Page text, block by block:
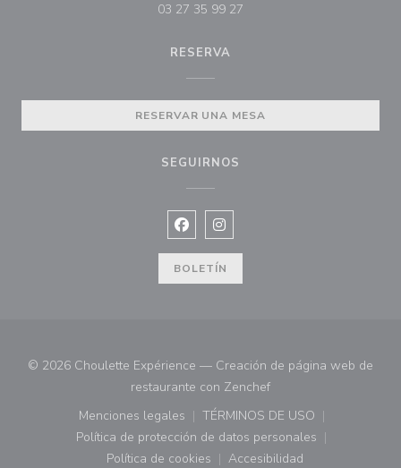
03 27 35 99 27
RESERVA
RESERVAR UNA MESA
SEGUIRNOS
Facebook ((abre en una nueva
Instagram ((abre en una
BOLETÍN
© 2026 Choulette Expérience — Creación de página web de
restaurante con Zenchef((abre en una nueva
Menciones legales
((abre en una nueva ventana))
TÉRMINOS DE USO
((abre en una nueva
Política de protección de datos personales
((abre en una nueva ventana))
Política de cookies Accesibilidad